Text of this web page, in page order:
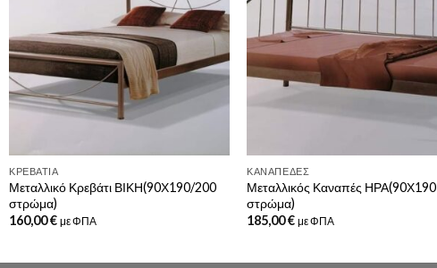
ΚΡΕΒΆΤΙΑ
Μεταλλικό Κρεβάτι ΒΙΚΗ(90Χ190/200
στρώμα)
160,00€ με ΦΠΑ
ΚΑΝΑΠΈΔΕΣ
Μεταλλικός Καναπές ΗΡΑ(90Χ190
στρώμα)
185,00€ με ΦΠΑ